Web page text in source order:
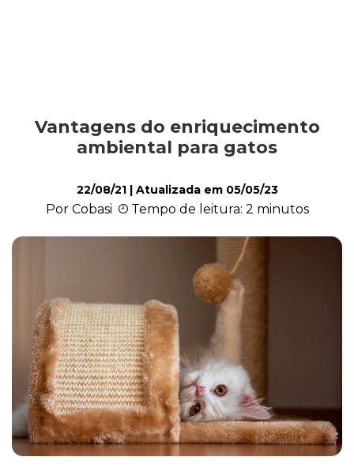
Comportamento
Curiosidades
Higiene
Saúde
Vantagens do enriquecimento
ambiental para gatos
22/08/21| Atualizada em 05/05/23
Por Cobasi Tempo de leitura: 2 minutos